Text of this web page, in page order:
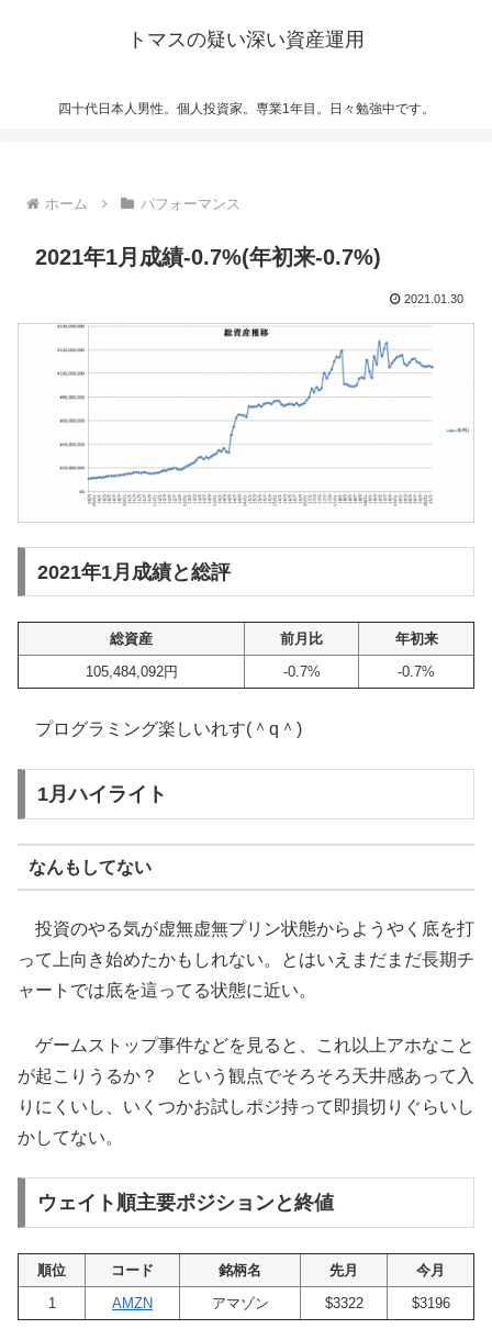
トマスの疑い深い資産運用
四十代日本人男性。個人投資家。専業1年目。日々勉強中です。
ホーム パフォーマンス
2021年1月成績-0.7%(年初来-0.7%)
2021.01.30
2021年1月成績と総評
総資産 前月比
年初来
105,484,092円
-0.7% -0.7%
プログラミング楽しいれす(＾q＾)
1月ハイライト
なんもしてない
投資のやる気が虚無虚無プリン状態からようやく底を打
って上向き始めたかもしれない。とはいえまだまだ長期チ
ャートでは底を這ってる状態に近い。
ゲームストップ事件などを見ると、これ以上アホなこと
が起こりうるか？ という観点でそろそろ天井感あって入
りにくいし、いくつかお試しポジ持って即損切りぐらいし
かしてない。
ウェイト順主要ポジションと終値
順位 コード 銘柄名 先月
今月
1
AMZN アマゾン $3322 $3196